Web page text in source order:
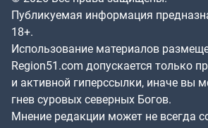
Публикуемая информация
18+.
Использование материалов
Region51.com допускается только
и активной гиперссылки, иначе вы
гнев суровых северных Богов.
Мнение редакции может не всегда